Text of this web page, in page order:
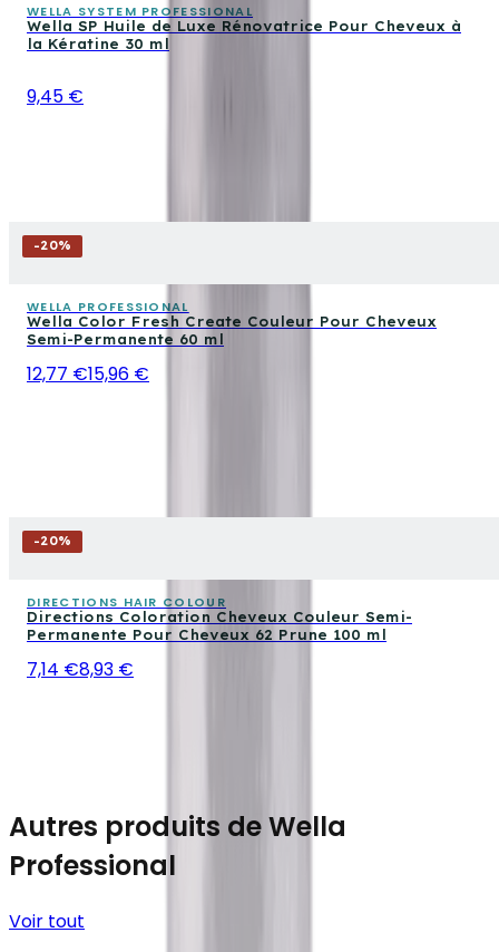
WELLA SYSTEM PROFESSIONAL
Wella SP Huile de Luxe Rénovatrice Pour Cheveux à
la Kératine 30 ml
9,45 €
-20%
WELLA PROFESSIONAL
Wella Color Fresh Create Couleur Pour Cheveux
Semi-Permanente 60 ml
12,77 €15,96 €
-20%
DIRECTIONS HAIR COLOUR
Directions Coloration Cheveux Couleur Semi-
Permanente Pour Cheveux 62 Prune 100 ml
7,14 €8,93 €
Autres produits de Wella
Professional
Voir tout